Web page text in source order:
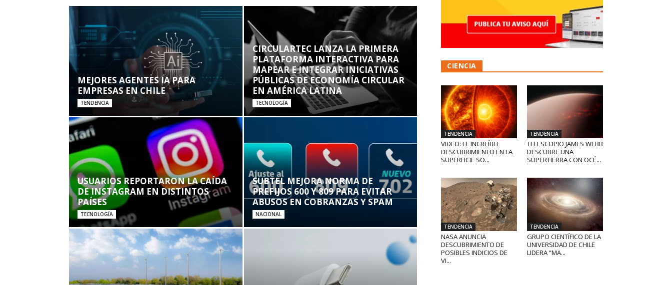
MEJORES AGENTES IA PARA
EMPRESAS EN CHILE
TENDENCIA
CIRCULARTEC LANZA LA PRIMERA
PLATAFORMA INTERACTIVA PARA
MAPEAR E INTEGRAR INICIATIVAS
PÚBLICAS DE ECONOMÍA CIRCULAR
EN AMÉRICA LATINA
TECNOLOGÍA
USUARIOS REPORTARON LA CAÍDA
DE INSTAGRAM EN DISTINTOS
PAÍSES
TECNOLOGÍA
SUBTEL MEJORA NORMA DE
PREFIJOS 600 Y 809 PARA EVITAR
ABUSOS EN COBRANZAS Y SPAM
NACIONAL
CIENCIA
TENDENCIA
VIDEO: EL INCREÍBLE
DESCUBRIMIENTO EN LA
SUPERFICIE SO...
TENDENCIA
TELESCOPIO JAMES WEBB
DESCUBRE UNA
SUPERTIERRA CON OCÉ...
TENDENCIA
NASA ANUNCIA
DESCUBRIMIENTO DE
POSIBLES INDICIOS DE
VI...
TENDENCIA
GRUPO CIENTÍFICO DE LA
UNIVERSIDAD DE CHILE
LIDERA “MA...